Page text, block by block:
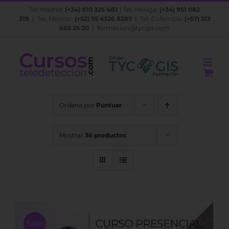
Saltar
Tel. Madrid: (+34) 910 325 482 | Tel. Málaga: (+34) 951 082
319 | Tel. México: (+52) 55 4326 8287| Tel. Colombia: (+57) 313
665 25 20
formacion@tycgis.com
Ordena por Puntuar
Mostrar 36 productos
Sale!